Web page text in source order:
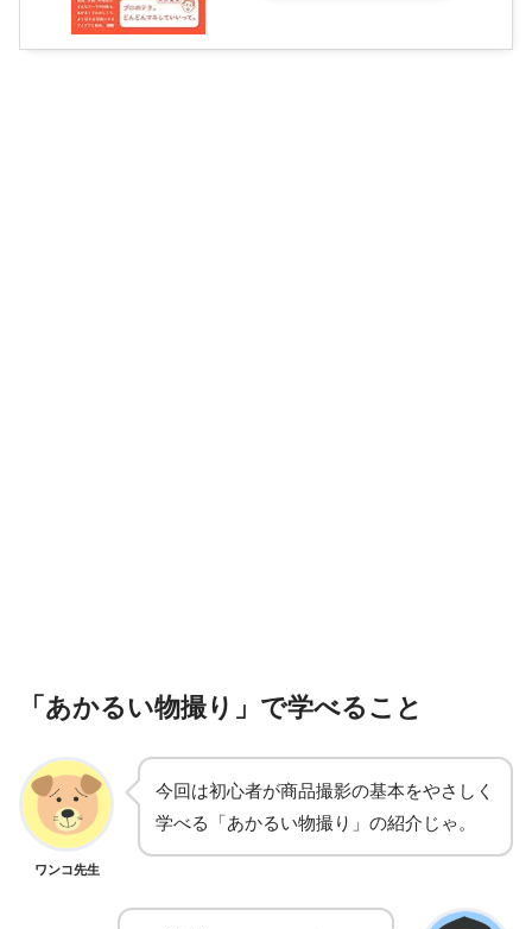
「あかるい物撮り」で学べること
ワンコ先生
今回は初心者が商品撮影の基本をやさしく
学べる「あかるい物撮り」の紹介じゃ。